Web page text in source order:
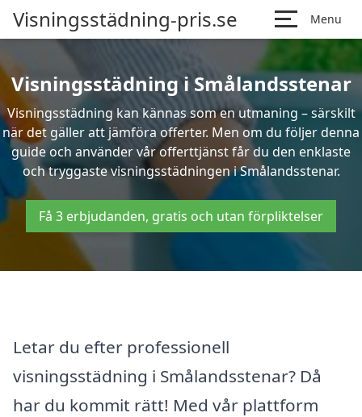
Visningsstädning-pris.se Menu
Visningsstädning i Smålandsstenar
Visningsstädning kan kännas som en utmaning – särskilt
när det gäller att jämföra offerter. Men om du följer denna
guide och använder vår offerttjänst får du den enklaste
och tryggaste visningsstädningen i Smålandsstenar.
Få 3 erbjudanden, gratis och utan förpliktelser
Letar du efter professionell
visningsstädning i Smålandsstenar? Då
har du kommit rätt! Med vår plattform